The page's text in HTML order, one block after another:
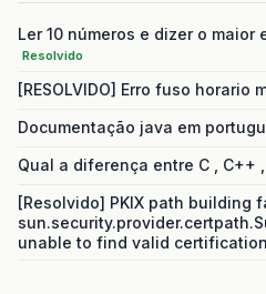
Ler 10 números e dizer o maior
Resolvido
[RESOLVIDO] Erro fuso horario
Documentação java em
Qual a diferença entre C , C++
[Resolvido] PKIX path building
unable to find valid